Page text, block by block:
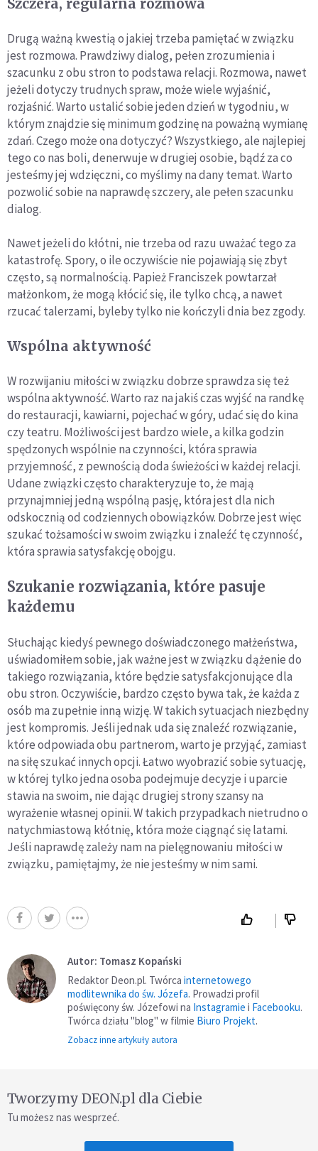
Szczera, regularna rozmowa
Drugą ważną kwestią o jakiej trzeba pamiętać w związku
jest rozmowa. Prawdziwy dialog, pełen zrozumienia i
szacunku z obu stron to podstawa relacji. Rozmowa, nawet
jeżeli dotyczy trudnych spraw, może wiele wyjaśnić,
rozjaśnić. Warto ustalić sobie jeden dzień w tygodniu, w
którym znajdzie się minimum godzinę na poważną wymianę
zdań. Czego może ona dotyczyć? Wszystkiego, ale najlepiej
tego co nas boli, denerwuje w drugiej osobie, bądź za co
jesteśmy jej wdzięczni, co myślimy na dany temat. Warto
pozwolić sobie na naprawdę szczery, ale pełen szacunku
dialog.
Nawet jeżeli do kłótni, nie trzeba od razu uważać tego za
katastrofę. Spory, o ile oczywiście nie pojawiają się zbyt
często, są normalnością. Papież Franciszek powtarzał
małżonkom, że mogą kłócić się, ile tylko chcą, a nawet
rzucać talerzami, byleby tylko nie kończyli dnia bez zgody.
Wspólna aktywność
W rozwijaniu miłości w związku dobrze sprawdza się też
wspólna aktywność. Warto raz na jakiś czas wyjść na randkę
do restauracji, kawiarni, pojechać w góry, udać się do kina
czy teatru. Możliwości jest bardzo wiele, a kilka godzin
spędzonych wspólnie na czynności, która sprawia
przyjemność, z pewnością doda świeżości w każdej relacji.
Udane związki często charakteryzuje to, że mają
przynajmniej jedną wspólną pasję, która jest dla nich
odskocznią od codziennych obowiązków. Dobrze jest więc
szukać tożsamości w swoim związku i znaleźć tę czynność,
która sprawia satysfakcję obojgu.
Szukanie rozwiązania, które pasuje
każdemu
Słuchając kiedyś pewnego doświadczonego małżeństwa,
uświadomiłem sobie, jak ważne jest w związku dążenie do
takiego rozwiązania, które będzie satysfakcjonujące dla
obu stron. Oczywiście, bardzo często bywa tak, że każda z
osób ma zupełnie inną wizję. W takich sytuacjach niezbędny
jest kompromis. Jeśli jednak uda się znaleźć rozwiązanie,
które odpowiada obu partnerom, warto je przyjąć, zamiast
na siłę szukać innych opcji. Łatwo wyobrazić sobie sytuację,
w której tylko jedna osoba podejmuje decyzje i uparcie
stawia na swoim, nie dając drugiej strony szansy na
wyrażenie własnej opinii. W takich przypadkach nietrudno o
natychmiastową kłótnię, która może ciągnąć się latami.
Jeśli naprawdę zależy nam na pielęgnowaniu miłości w
związku, pamiętajmy, że nie jesteśmy w nim sami.
Autor: Tomasz Kopański
Redaktor Deon.pl. Twórca internetowego
modlitewnika do św. Józefa. Prowadzi profil
poświęcony św. Józefowi na Instagramie i Facebooku.
Twórca działu "blog" w filmie Biuro Projekt.
Zobacz inne artykuły autora
Tworzymy DEON.pl dla Ciebie
Tu możesz nas wesprzeć.